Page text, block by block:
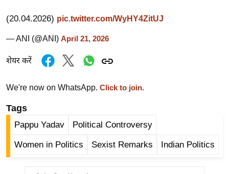
न
ग
त
ली
ड
हॉ
ली
(20.04.2026) pic.twitter.com/WyHY4ZitUJ
— ANI (@ANI) April 21, 2026
शेयर करें
We're now on WhatsApp. Click to join.
Tags
Pappu Yadav Political Controversy
Women in Politics Sexist Remarks Indian Politics